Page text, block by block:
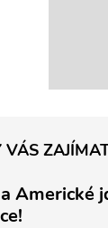
VÁS
Americké